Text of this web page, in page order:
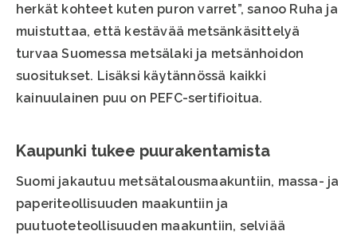
herkät kohteet kuten puron varret”, sanoo Ruha ja
muistuttaa, että kestävää metsänkäsittelyä
turvaa Suomessa metsälaki ja metsänhoidon
suositukset. Lisäksi käytännössä kaikki
kainuulainen puu on PEFC-sertifioitua.
Kaupunki tukee puurakentamista
Suomi jakautuu metsätalousmaakuntiin, massa- ja
paperiteollisuuden maakuntiin ja
puutuoteteollisuuden maakuntiin, selviää